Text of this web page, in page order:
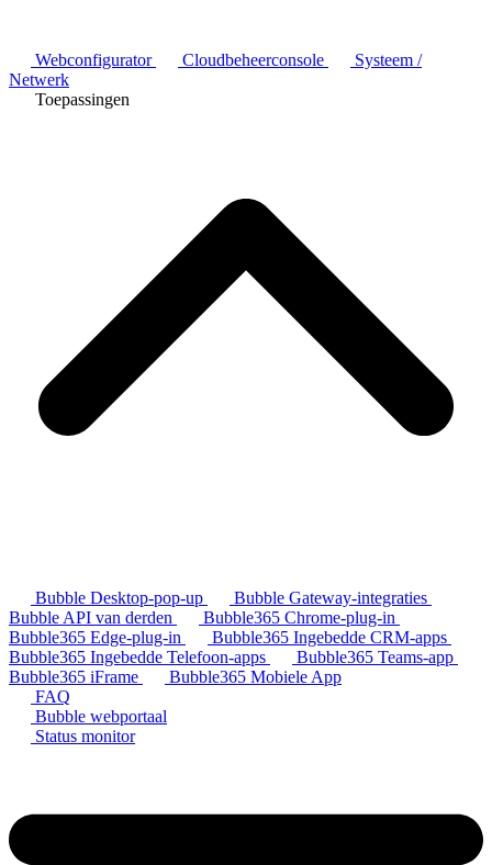
Webconfigurator Cloudbeheerconsole
Systeem /
Netwerk
Toepassingen
Bubble Desktop-pop-up
Bubble Gateway-integraties
Bubble API van derden
Bubble365 Chrome-plug-in
Bubble365 Edge-plug-in
Bubble365 Ingebedde CRM-apps
Bubble365 Ingebedde Telefoon-apps
Bubble365 Teams-app
Bubble365 iFrame
Bubble365 Mobiele App
FAQ
Bubble webportaal
Status monitor